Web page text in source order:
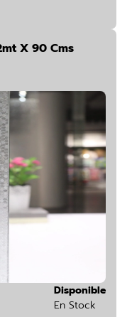
X 90 Cms
Disponible
En Stock